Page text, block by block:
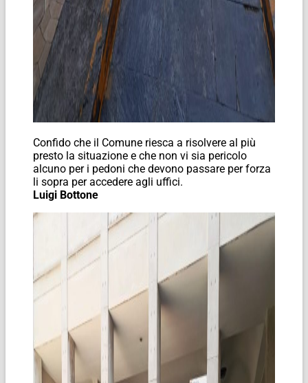
Confido che il Comune riesca a risolvere al più
presto la situazione e che non vi sia pericolo
alcuno per i pedoni che devono passare per forza
li sopra per accedere agli uffici.
Luigi Bottone